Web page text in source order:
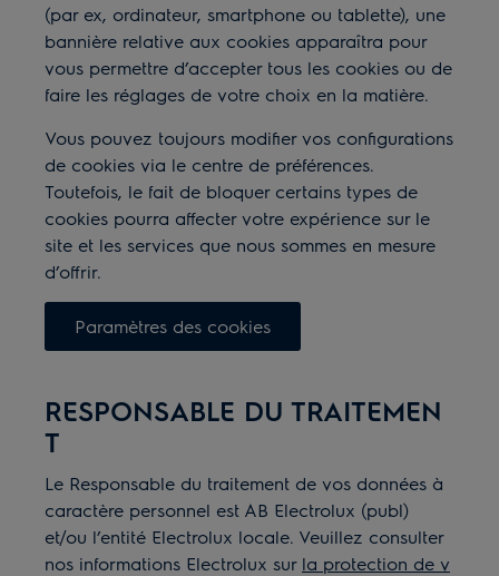
(par ex, ordinateur, smartphone ou tablette), une
bannière relative aux cookies apparaîtra pour
vous permettre d’accepter tous les cookies ou de
faire les réglages de votre choix en la matière.
Vous pouvez toujours modifier vos configurations
de cookies via le centre de préférences.
Toutefois, le fait de bloquer certains types de
cookies pourra affecter votre expérience sur le
site et les services que nous sommes en mesure
d’offrir.
Paramètres des cookies
RESPONSABLE DU TRAITEMEN
T
Le Responsable du traitement de vos données à
caractère personnel est AB Electrolux (publ)
et/ou l’entité Electrolux locale. Veuillez consulter
nos informations Electrolux sur la protection de v